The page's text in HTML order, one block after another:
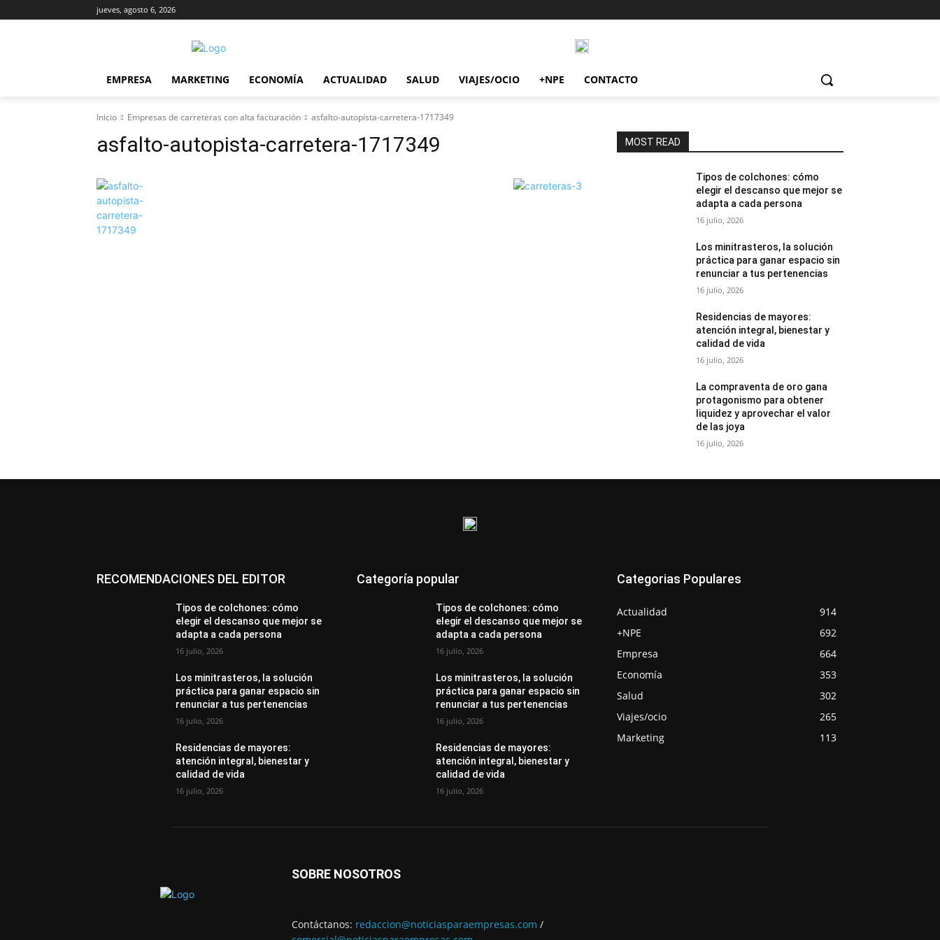
jueves, agosto 6, 2026
EMPRESA MARKETING ECONOMÍA ACTUALIDAD SALUD VIAJES/OCIO +NPE CONTACTO
Inicio Empresas de carreteras con alta facturación asfalto-autopista-carretera-1717349
asfalto-autopista-carretera-1717349 MOST READ
Tipos de colchones: cómo
elegir el descanso que mejor se
adapta a cada persona
16 julio, 2026
Los minitrasteros, la solución
práctica para ganar espacio sin
renunciar a tus pertenencias
16 julio, 2026
Residencias de mayores:
atención integral, bienestar y
calidad de vida
16 julio, 2026
La compraventa de oro gana
protagonismo para obtener
liquidez y aprovechar el valor
de las joya
16 julio, 2026
RECOMENDACIONES DEL EDITOR
Tipos de colchones: cómo
elegir el descanso que mejor se
adapta a cada persona
16 julio, 2026
Los minitrasteros, la solución
práctica para ganar espacio sin
renunciar a tus pertenencias
16 julio, 2026
Residencias de mayores:
atención integral, bienestar y
calidad de vida
16 julio, 2026
Categoría popular
Tipos de colchones: cómo
elegir el descanso que mejor se
adapta a cada persona
16 julio, 2026
Los minitrasteros, la solución
práctica para ganar espacio sin
renunciar a tus pertenencias
16 julio, 2026
Residencias de mayores:
atención integral, bienestar y
calidad de vida
16 julio, 2026
Categorias Populares
Actualidad
914
+NPE
692
Empresa
664
Economía
353
Salud
302
Viajes/ocio
265
Marketing
113
SOBRE NOSOTROS
Contáctanos: redaccion@noticiasparaempresas.com /